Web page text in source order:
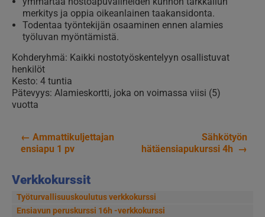
Verkkokurssit
Työturvallisuuskoulutus verkkokurssi
Ensiavun peruskurssi 16h -verkkokurssi
merkitys ja oppia oikeanlainen taakansidonta.
Todentaa työntekijän osaaminen ennen alamies
työluvan myöntämistä.
Kohderyhmä: Kaikki nostotyöskentelyyn osallistuvat
henkilöt
Kesto: 4 tuntia
Pätevyys: Alamieskortti, joka on voimassa viisi (5)
vuotta
Artikkelien
selaus
← Ammattikuljettajan
ensiapu 1 pv
Sähkötyön
hätäensiapukurssi 4h →